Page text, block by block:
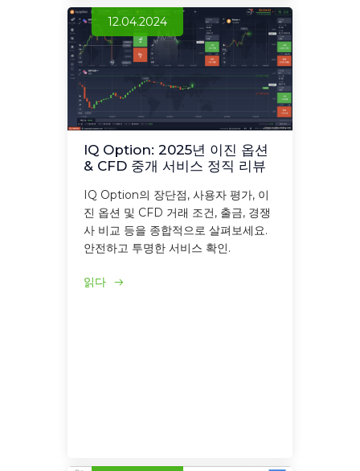
12.04.2024
IQ Option: 2025년 이진 옵션
& CFD 중개 서비스 정직 리뷰
IQ Option의 장단점, 사용자 평가, 이
진 옵션 및 CFD 거래 조건, 출금, 경쟁
사 비교 등을 종합적으로 살펴보세요.
안전하고 투명한 서비스 확인.
읽다